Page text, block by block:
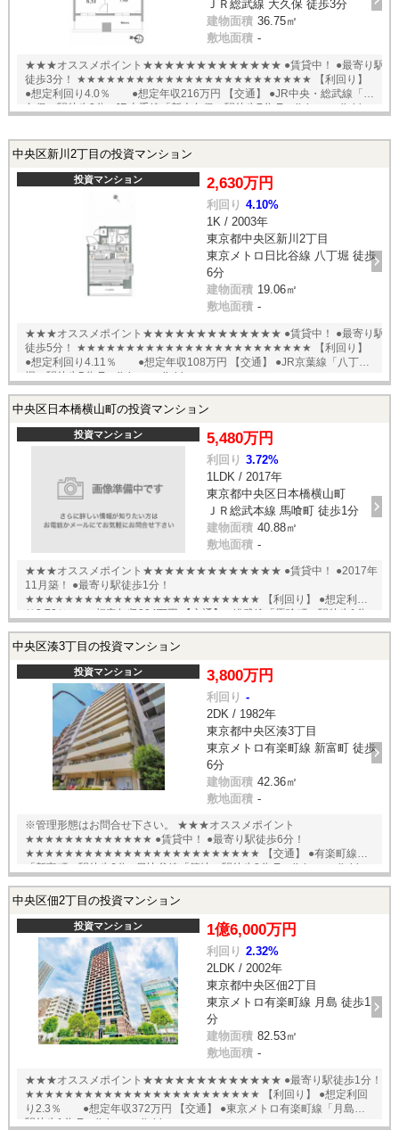
ＪＲ総武線 大久保 徒歩3分
建物面積 36.75㎡
敷地面積 -
★★★オススメポイント★★★★★★★★★★★★★ ●賃貸中！ ●最寄り駅
徒歩3分！ ★★★★★★★★★★★★★★★★★★★★★★★★ 【利回り】
●想定利回り4.0％ ●想定年収216万円 【交通】 ●JR中央・総武線「大
久保」駅徒歩3分 ●JR山手線「新大久保」駅徒歩7分 English available
中央区新川2丁目の投資マンション
投資マンション 2,630万円
利回り 4.10%
1K / 2003年
東京都中央区新川2丁目
東京メトロ日比谷線 八丁堀 徒歩
6分
建物面積 19.06㎡
敷地面積 -
★★★オススメポイント★★★★★★★★★★★★★ ●賃貸中！ ●最寄り駅
徒歩5分！ ★★★★★★★★★★★★★★★★★★★★★★★★ 【利回り】
●想定利回り4.11％ ●想定年収108万円 【交通】 ●JR京葉線「八丁
堀」駅徒歩5分 English available
中央区日本橋横山町の投資マンション
投資マンション 5,480万円
利回り 3.72%
1LDK / 2017年
東京都中央区日本橋横山町
ＪＲ総武本線 馬喰町 徒歩1分
建物面積 40.88㎡
敷地面積 -
★★★オススメポイント★★★★★★★★★★★★★ ●賃貸中！ ●2017年
11月築！ ●最寄り駅徒歩1分！
★★★★★★★★★★★★★★★★★★★★★★★★ 【利回り】 ●想定利回
り3.72％ ●想定年収204万円 【交通】 ●総武線「馬喰町」駅徒歩1分
中央区湊3丁目の投資マンション
投資マンション 3,800万円
利回り -
2DK / 1982年
東京都中央区湊3丁目
東京メトロ有楽町線 新富町 徒歩
6分
建物面積 42.36㎡
敷地面積 -
※管理形態はお問合せ下さい。 ★★★オススメポイント
★★★★★★★★★★★★★ ●賃貸中！ ●最寄り駅徒歩6分！
★★★★★★★★★★★★★★★★★★★★★★★★ 【交通】 ●有楽町線
「新富町」駅徒歩6分 ●日比谷線「築地」駅徒歩8分 English available
中央区佃2丁目の投資マンション
投資マンション 1億6,000万円
利回り 2.32%
2LDK / 2002年
東京都中央区佃2丁目
東京メトロ有楽町線 月島 徒歩1
分
建物面積 82.53㎡
敷地面積 -
★★★オススメポイント★★★★★★★★★★★★★ ●最寄り駅徒歩1分！
★★★★★★★★★★★★★★★★★★★★★★★★ 【利回り】 ●想定利回
り2.3％ ●想定年収372万円 【交通】 ●東京メトロ有楽町線「月島」
駅徒歩1分 English available